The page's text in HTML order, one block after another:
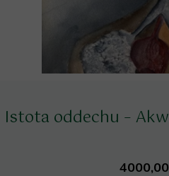
Istota oddechu –